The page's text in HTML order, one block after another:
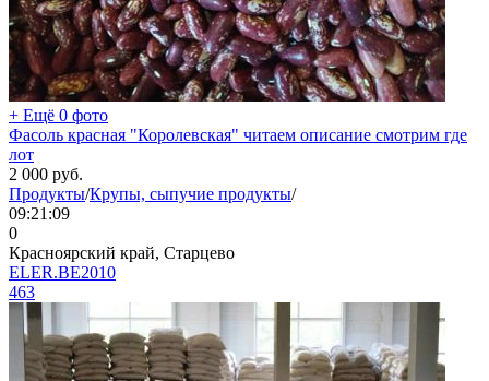
+ Ещё 0 фото
Фасоль красная "Королевская" читаем описание смотрим где
лот
2 000 руб.
Продукты/Крупы, сыпучие продукты/
09:21:09
0
Красноярский край, Старцево
ELER.BE2010
463